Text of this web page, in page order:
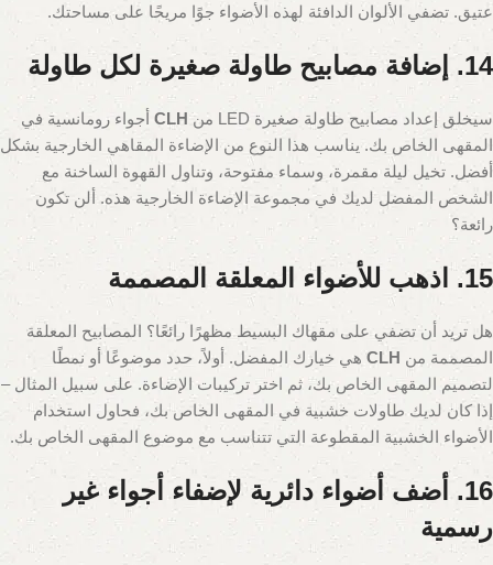
عتيق. تضفي الألوان الدافئة لهذه الأضواء جوًا مريحًا على مساحتك.
14. إضافة مصابيح طاولة صغيرة لكل طاولة
سيخلق إعداد مصابيح طاولة صغيرة LED من CLH أجواء رومانسية في
المقهى الخاص بك. يناسب هذا النوع من الإضاءة المقاهي الخارجية بشكل
أفضل. تخيل ليلة مقمرة، وسماء مفتوحة، وتناول القهوة الساخنة مع
الشخص المفضل لديك في مجموعة الإضاءة الخارجية هذه. ألن تكون
رائعة؟
15. اذهب للأضواء المعلقة المصممة
هل تريد أن تضفي على مقهاك البسيط مظهرًا رائعًا؟ المصابيح المعلقة
المصممة من CLHهي خيارك المفضل. أولاً، حدد موضوعًا أو نمطًا
لتصميم المقهى الخاص بك، ثم اختر تركيبات الإضاءة. على سبيل المثال –
إذا كان لديك طاولات خشبية في المقهى الخاص بك، فحاول استخدام
الأضواء الخشبية المقطوعة التي تتناسب مع موضوع المقهى الخاص بك.
16. أضف أضواء دائرية لإضفاء أجواء غير
رسمية